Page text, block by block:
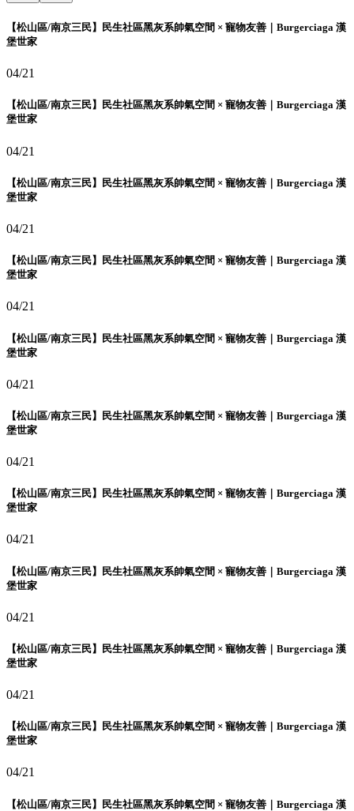
【松山區/南京三民】民生社區黑灰系帥氣空間 × 寵物友善｜Burgerciaga 漢
堡世家
04/21
【松山區/南京三民】民生社區黑灰系帥氣空間 × 寵物友善｜Burgerciaga 漢
堡世家
04/21
【松山區/南京三民】民生社區黑灰系帥氣空間 × 寵物友善｜Burgerciaga 漢
堡世家
04/21
【松山區/南京三民】民生社區黑灰系帥氣空間 × 寵物友善｜Burgerciaga 漢
堡世家
04/21
【松山區/南京三民】民生社區黑灰系帥氣空間 × 寵物友善｜Burgerciaga 漢
堡世家
04/21
【松山區/南京三民】民生社區黑灰系帥氣空間 × 寵物友善｜Burgerciaga 漢
堡世家
04/21
【松山區/南京三民】民生社區黑灰系帥氣空間 × 寵物友善｜Burgerciaga 漢
堡世家
04/21
【松山區/南京三民】民生社區黑灰系帥氣空間 × 寵物友善｜Burgerciaga 漢
堡世家
04/21
【松山區/南京三民】民生社區黑灰系帥氣空間 × 寵物友善｜Burgerciaga 漢
堡世家
04/21
【松山區/南京三民】民生社區黑灰系帥氣空間 × 寵物友善｜Burgerciaga 漢
堡世家
04/21
【松山區/南京三民】民生社區黑灰系帥氣空間 × 寵物友善｜Burgerciaga 漢